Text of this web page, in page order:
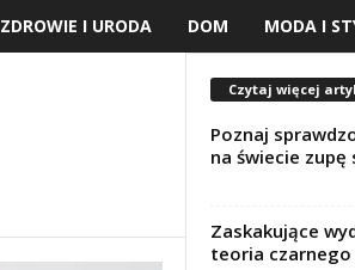
ZDROWIE I URODA DOM MODA I
Czytaj więcej
Poznaj
na świecie zupę
Zaskakujące
teoria czarnego